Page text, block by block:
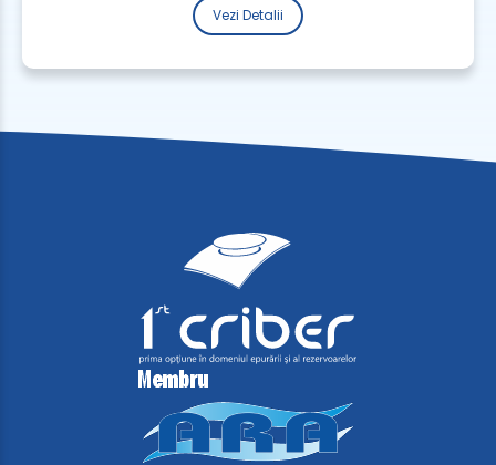
Vezi Detalii